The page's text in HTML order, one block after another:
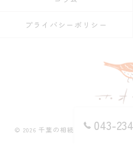
043-
プライバシーポリシー
© 2026 千葉の相続ならホオジロ行政